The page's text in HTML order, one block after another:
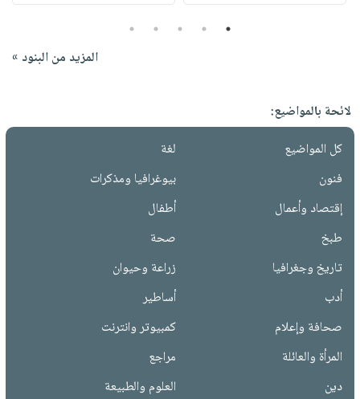
1
2
3
4
5
المزيد من البنود »
لائحة بالمواضيع:
كل المواضيع
لغة
فنون
بيوغرافيا ومذكرات
إقتصاد وأعمال
أطفال
طبخ
صحة
تاريخ وجغرافيا
زراعة وحيوان
أدب
أساطير
صحافة وإعلام
كمبيوتر وانترنت
المرأة والعائلة
مراجع
دين
العلوم والطبيعة